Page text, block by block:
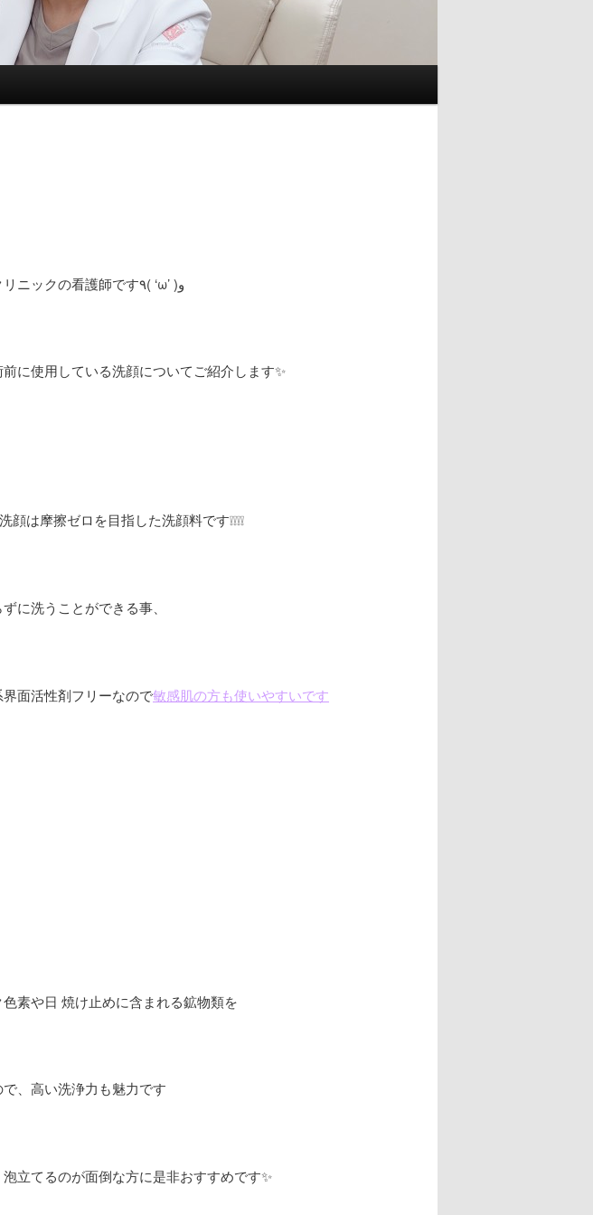
こんにちは広島プルミエクリニックの看護師です‍٩( ‘ω’ )و
に使用している洗顔についてご紹介します✨
顔は摩擦ゼロを目指した洗顔料です❕❕❕❕
に洗うことができる事、
面活性剤フリーなので敏感肌の方も使いやすいです
素や日 焼け止めに含まれる鉱物類を
、高い洗浄力も魅力です
立てるのが面倒な方に是非おすすめです✨